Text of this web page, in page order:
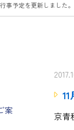
事予定を更新しました。
案
京青